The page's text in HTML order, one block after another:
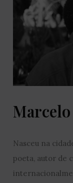
Nasceu na
poeta, autor de